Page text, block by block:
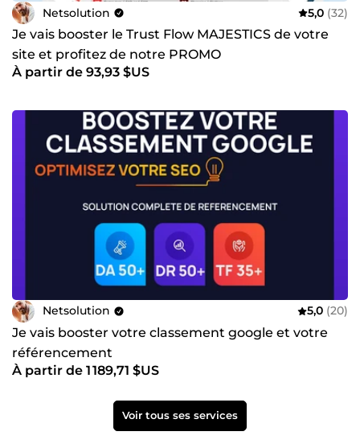
Netsolution 5,0 (32)
Je vais booster le Trust Flow MAJESTICS de votre
site et profitez de notre PROMO
À partir de 93,93 $US
Netsolution 5,0 (20)
Je vais booster votre classement google et votre
référencement
À partir de 1 189,71 $US
Voir tous ses services